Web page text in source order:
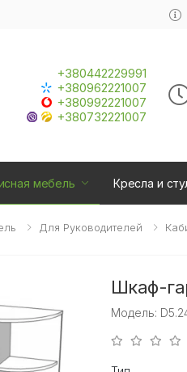
+380442229991
+380962221007
+380992221007
+380732221007
мебель Кресла и
Для Руководителей
Шкаф-
Модель: